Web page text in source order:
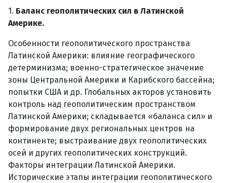
1. Баланс геополитических сил в Латинской
Америке.
Особенности геополитического пространства
Латинской Америки: влияние географического
детерминизма; военно-стратегическое значение
зоны Центральной Америки и Карибского бассейна;
попытки США и др. Глобальных акторов установить
контроль над геополитическим пространством
Латинской Америки; складывается «баланса сил» и
формирование двух региональных центров на
континенте; выстраивание двух геополитических
осей и других геополитических конструкций.
Факторы интеграции Латинской Америки.
Исторические этапы интеграции геополитического